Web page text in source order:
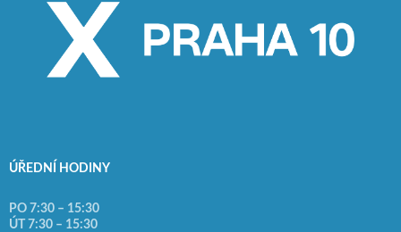
ÚŘEDNÍ HODINY
PO 7:30 – 15:30
ÚT 7:30 – 15:30